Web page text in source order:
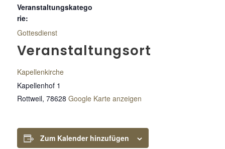
Veranstaltungskatego
rie:
Gottesdienst
Veranstaltungsort
Kapellenkirche
Kapellenhof 1
Rottweil, 78628 Google Karte anzeigen
Zum Kalender hinzufügen